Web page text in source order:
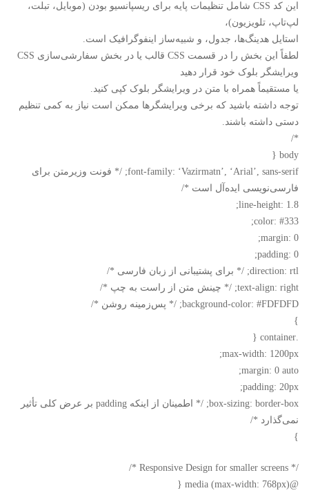
این کد CSS شامل تنظیمات پایه برای ریسپانسیو بودن (موبایل، تبلت،
لپ‌تاپ، تلویزیون)،
استایل هدینگ‌ها، جدول، و شبیه‌ساز اینفوگرافیک است.
لطفاً این بخش را در قسمت CSS قالب یا در بخش سفارشی‌سازی CSS
ویرایشگر بلوک خود قرار دهید
یا مستقیماً همراه با متن در ویرایشگر بلوک کپی کنید.
توجه داشته باشید که برخی ویرایشگرها ممکن است نیاز به کمی تنظیم
دستی داشته باشند.
*/
body {
font-family: ‘Vazirmatn’, ‘Arial’, sans-serif; /* فونت وزیرمتن برای
فارسی‌نویسی ایده‌آل است */
line-height: 1.8;
color: #333;
margin: 0;
padding: 0;
direction: rtl; /* برای پشتیبانی از زبان فارسی */
text-align: right; /* چینش متن از راست به چپ */
background-color: #FDFDFD; /* پس‌زمینه روشن */
}
.container {
max-width: 1200px;
margin: 0 auto;
padding: 20px;
box-sizing: border-box; /* اطمینان از اینکه padding بر عرض کلی تأثیر
نمی‌گذارد */
}
/* Responsive Design for smaller screens */
@media (max-width: 768px) {